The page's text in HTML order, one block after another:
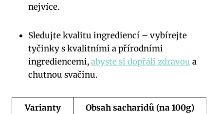
nejvíce.
Sledujte kvalitu ingrediencí – vybírejte
tyčinky s kvalitními a přírodními
⁤ingrediencemi,abyste si dopřáli zdravou a
chutnou ⁢svačinu.
Varianty Obsah sacharidů (na 100g)